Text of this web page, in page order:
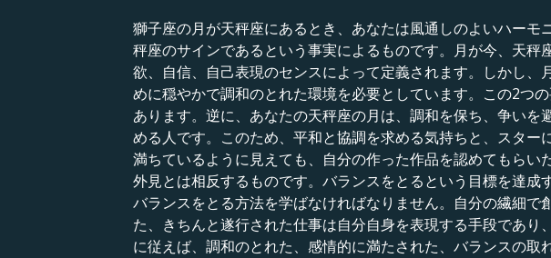
獅子座の月が天秤座にあるとき、あなたは風通しのよいハー
秤座のサインであるという事実によるものです。月が今、天
欲、自信、自己表現のセンスによって定義されます。しかし
めに穏やかで調和のとれた環境を必要としています。この2つ
あります。逆に、あなたの天秤座の月は、調和を保ち、争い
める人です。このため、平和と協調を求める気持ちと、スタ
満ちているように見えても、自分の作った作品を認めてもら
外見とは相反するものです。バランスをとるという目標を達
バランスをとる方法を学ばなければなりません。自分の繊細
た、きちんと遂行された仕事は自分自身を表現する手段であ
に従えば、調和のとれた、感情的に満たされた、バランスの取